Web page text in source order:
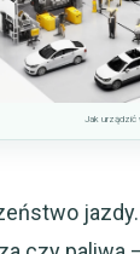
Jak urządzić